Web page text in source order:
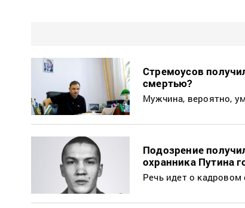
Стремоусов
смертью?
Мужчина, вероятно,
Подозрение
охранника Путина
Речь идет о